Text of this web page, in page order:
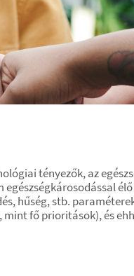
tényezők, az
hűség, stb.
fő prioritások), és